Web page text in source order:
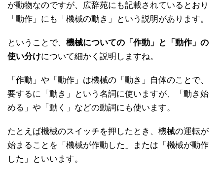
が動物なのですが、広辞苑にも記載されているとおり
「動作」にも「機械の動き」という説明があります。
ということで、 機械についての「作動」と「動作」の
使い分けについて細かく説明しますね。
「作動」や「動作」は機械の「動き」自体のことで、
要するに「動き」という名詞に使いますが、「動き始
める」や「動く」などの動詞にも使います。
たとえば機械のスイッチを押したとき、機械の運転が
始まることを「機械が作動した」または「機械が動作
した」といいます。